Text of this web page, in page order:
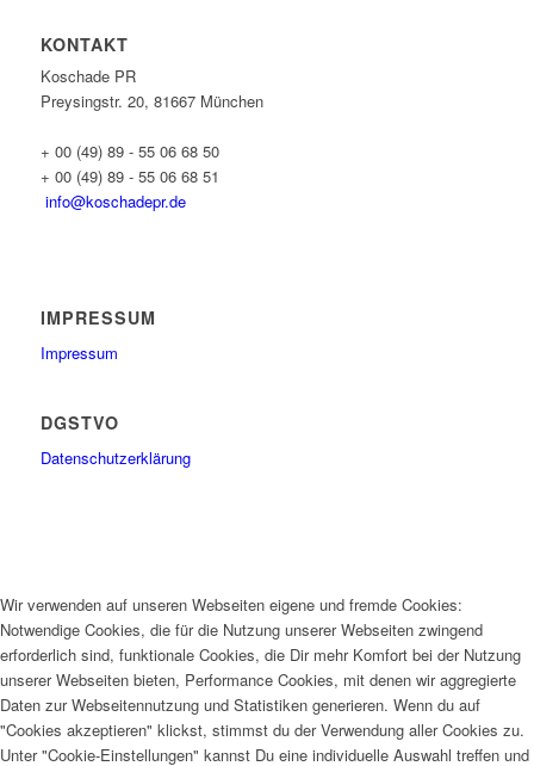
KONTAKT
Koschade PR
Preysingstr. 20, 81667 München
+ 00 (49) 89 - 55 06 68 50
+ 00 (49) 89 - 55 06 68 51
info@koschadepr.de
IMPRESSUM
Impressum
DGSTVO
Datenschutzerklärung
Wir verwenden auf unseren Webseiten eigene und fremde Cookies:
Notwendige Cookies, die für die Nutzung unserer Webseiten zwingend
erforderlich sind, funktionale Cookies, die Dir mehr Komfort bei der Nutzung
unserer Webseiten bieten, Performance Cookies, mit denen wir aggregierte
Daten zur Webseitennutzung und Statistiken generieren. Wenn du auf
"Cookies akzeptieren" klickst, stimmst du der Verwendung aller Cookies zu.
Unter "Cookie-Einstellungen" kannst Du eine individuelle Auswahl treffen und